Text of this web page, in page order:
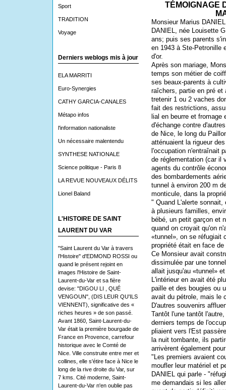
Sport
TRADITION
Voyage
Derniers weblogs mis à jour
ELA MARRITI
Euro-Synergies
CATHY GARCIA-CANALES
Métapo infos
l'information nationaliste
Un nécessaire malentendu
SYNTHESE NATIONALE
Science politique - Paris 8
LA REVUE NOUVEAUX DÉLITS
Lionel Baland
L'HISTOIRE DE SAINT
LAURENT DU VAR
"Saint Laurent du Var à travers
l’Histoire" d'EDMOND ROSSI ou
quand le présent rejoint en
images l'Histoire de Saint-
Laurent-du-Var et sa fière
devise: "DIGOU LI , QUÉ
VENGOUN", (DIS LEUR QU'ILS
VIENNENT), significative des «
riches heures » de son passé.
Avant 1860, Saint-Laurent-du-
Var était la première bourgade de
France en Provence, carrefour
historique avec le Comté de
Nice. Ville construite entre mer et
collines, elle s'étire face à Nice le
long de la rive droite du Var, sur
7 kms. Cité moderne, Saint-
Laurent-du-Var n'en oublie pas
TÉMOIGNAGE
Monsieur Marius
DANIEL, née Louisette
ans; puis ses parents
en 1943 à Ste-Petronille
d'or.
Après son mariage,
temps son métier de
ses beaux-parents à
raîchers, partie en pré
tretenir 1 ou 2 vaches
fait des restrictions,
lial en beurre et
d'échange contre
de Nice, le long du
atténuaient la rigueur
l'occupation n'entraînait
de réglementation (car il
agents du contrôle
des bombardements
tunnel à environ 200 m
monticule, dans la
" Quand L'alerte
à plusieurs familles,
bébé, un petit garçon et
quand on croyait qu'on
«tunnel», on se réfugiait
propriété était en face
Ce Monsieur avait
dissimulée par une
allait jusqu'au «tunnel»
L'intérieur en avait été
paille et des bougies ou
avait du pétrole, mais le
D'autres souvenirs
Tantôt l'une tantôt
derniers temps de
pliaient vers l'Est
la nuit tombante, ils
arrivèrent également
"Les premiers avaient
moufler leur matériel et
DANIEL qui parle -
me demandais si les